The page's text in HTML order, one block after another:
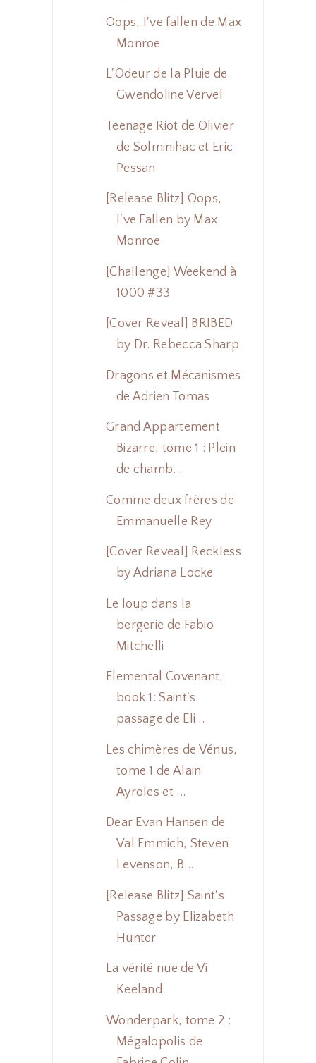
Oops, I've fallen de Max
Monroe
L'Odeur de la Pluie de
Gwendoline Vervel
Teenage Riot de Olivier
de Solminihac et Eric
Pessan
[Release Blitz] Oops,
I've Fallen by Max
Monroe
[Challenge] Weekend à
1000 #33
[Cover Reveal] BRIBED
by Dr. Rebecca Sharp
Dragons et Mécanismes
de Adrien Tomas
Grand Appartement
Bizarre, tome 1 : Plein
de chamb...
Comme deux frères de
Emmanuelle Rey
[Cover Reveal] Reckless
by Adriana Locke
Le loup dans la
bergerie de Fabio
Mitchelli
Elemental Covenant,
book 1: Saint's
passage de Eli...
Les chimères de Vénus,
tome 1 de Alain
Ayroles et ...
Dear Evan Hansen de
Val Emmich, Steven
Levenson, B...
[Release Blitz] Saint's
Passage by Elizabeth
Hunter
La vérité nue de Vi
Keeland
Wonderpark, tome 2 :
Mégalopolis de